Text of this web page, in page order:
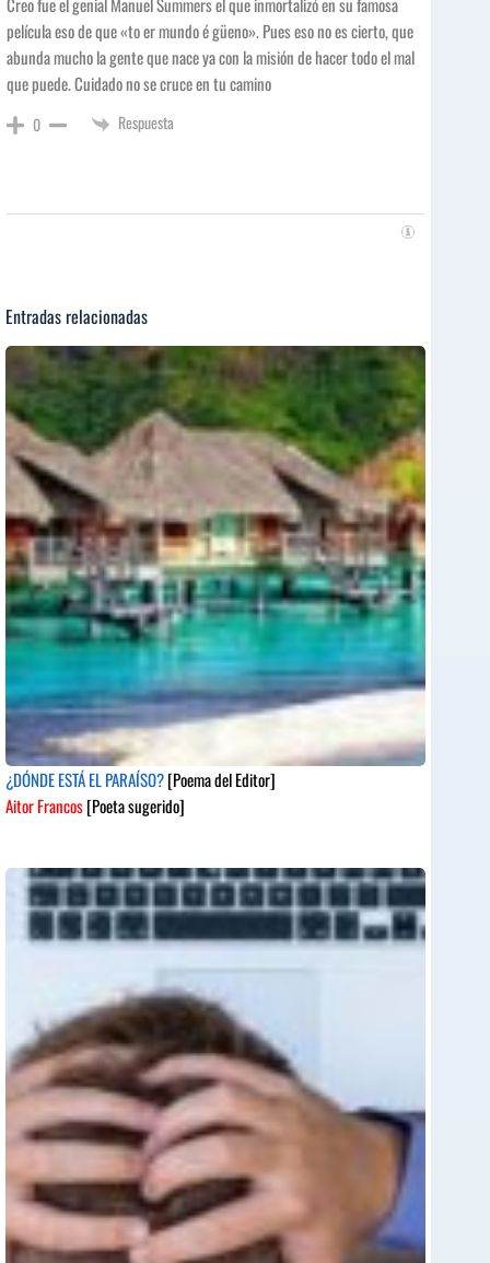
Creo fue el genial Manuel Summers el que inmortalizó en su famosa
película eso de que «to er mundo é güeno». Pues eso no es cierto, que
abunda mucho la gente que nace ya con la misión de hacer todo el mal
que puede. Cuidado no se cruce en tu camino
0 Respuesta
Entradas relacionadas
¿DÓNDE ESTÁ EL PARAÍSO?[Poema del Editor]
Aitor Francos[Poeta sugerido]